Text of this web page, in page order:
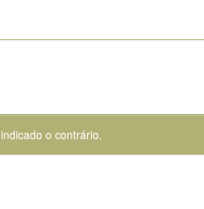
o contrário.